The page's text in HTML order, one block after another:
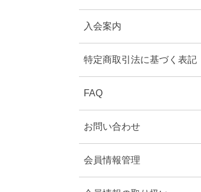
入会案内
特定商取引法に基づく表記
FAQ
お問い合わせ
会員情報管理